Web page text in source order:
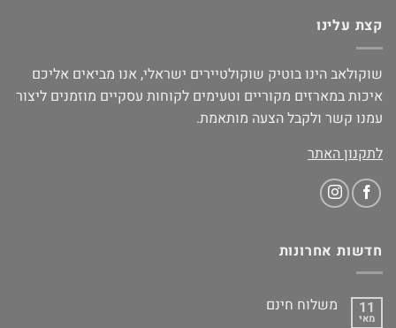
קצת עלינו
שוקולאב הינו בוטיק שוקולטיירים ישראלי, אנו מביאים אליכם
איכות במארזים מקוריים וטעימים לקוחות עסקיים מוזמנים ליצור
עמנו קשר ולקבל הצעה מותאמת.
לתקנון האתר
חדשות אחרונות
11
מאי
משלוח חינם